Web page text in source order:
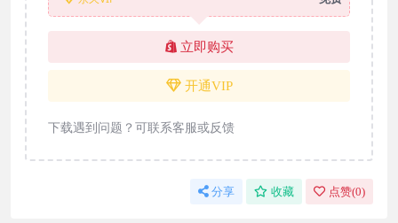
立即购买
开通VIP
下载遇到问题？可联系客服或反馈
分享 收藏 点赞(0)